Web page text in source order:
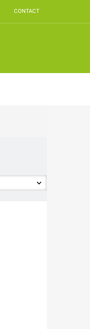
CONTACT